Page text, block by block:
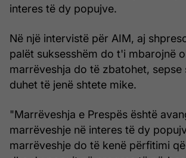
interes të dy popujve.
Në një intervistë për AIM, aj
palët suksesshëm do t'i mbarojnë
marrëveshja do të zbatohet, sepse
duhet të jenë shtete mike.
"Marrëveshja e Prespës është
marrëveshje në interes të dy
marrëveshje do të kenë përfitimi